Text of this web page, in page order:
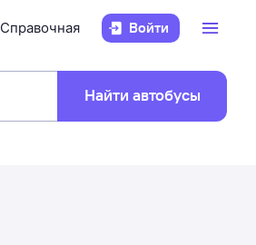
Справочная Войти
Найти автобусы